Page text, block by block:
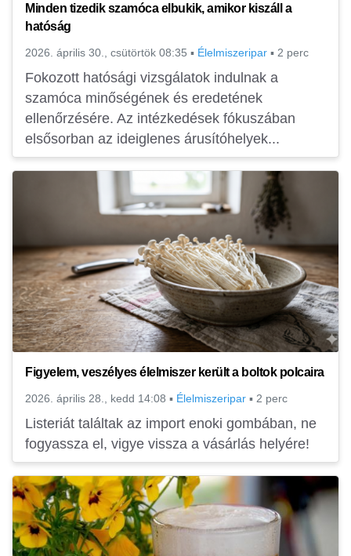
Minden tizedik szamóca elbukik, amikor kiszáll a
hatóság
2026. április 30., csütörtök 08:35 ▪ Élelmiszeripar ▪ 2 perc
Fokozott hatósági vizsgálatok indulnak a
szamóca minőségének és eredetének
ellenőrzésére. Az intézkedések fókuszában
elsősorban az ideiglenes árusítóhelyek...
Figyelem, veszélyes élelmiszer került a boltok polcaira
2026. április 28., kedd 14:08 ▪ Élelmiszeripar ▪ 2 perc
Listeriát találtak az import enoki gombában, ne
fogyassza el, vigye vissza a vásárlás helyére!